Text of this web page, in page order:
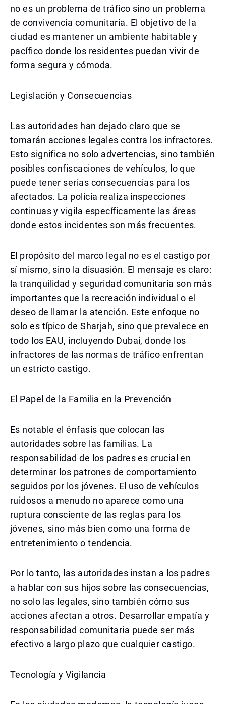
no es un problema de tráfico sino un problema
de convivencia comunitaria. El objetivo de la
ciudad es mantener un ambiente habitable y
pacífico donde los residentes puedan vivir de
forma segura y cómoda.
Legislación y Consecuencias
Las autoridades han dejado claro que se
tomarán acciones legales contra los infractores.
Esto significa no solo advertencias, sino también
posibles confiscaciones de vehículos, lo que
puede tener serias consecuencias para los
afectados. La policía realiza inspecciones
continuas y vigila específicamente las áreas
donde estos incidentes son más frecuentes.
El propósito del marco legal no es el castigo por
sí mismo, sino la disuasión. El mensaje es claro:
la tranquilidad y seguridad comunitaria son más
importantes que la recreación individual o el
deseo de llamar la atención. Este enfoque no
solo es típico de Sharjah, sino que prevalece en
todo los EAU, incluyendo Dubai, donde los
infractores de las normas de tráfico enfrentan
un estricto castigo.
El Papel de la Familia en la Prevención
Es notable el énfasis que colocan las
autoridades sobre las familias. La
responsabilidad de los padres es crucial en
determinar los patrones de comportamiento
seguidos por los jóvenes. El uso de vehículos
ruidosos a menudo no aparece como una
ruptura consciente de las reglas para los
jóvenes, sino más bien como una forma de
entretenimiento o tendencia.
Por lo tanto, las autoridades instan a los padres
a hablar con sus hijos sobre las consecuencias,
no solo las legales, sino también cómo sus
acciones afectan a otros. Desarrollar empatía y
responsabilidad comunitaria puede ser más
efectivo a largo plazo que cualquier castigo.
Tecnología y Vigilancia